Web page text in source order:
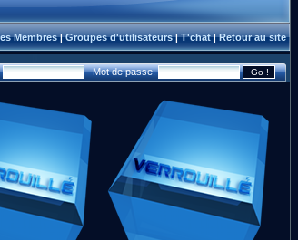
Membres|Groupes d'utilisateurs|T'chat|Retour au site
Mot de passe: